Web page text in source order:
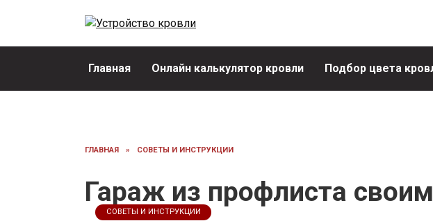
Главная Онлайн калькулятор кровли Подбор цвета
ГЛАВНАЯ » СОВЕТЫ И ИНСТРУКЦИИ
Гараж из профлиста
СОВЕТЫ И ИНСТРУКЦИИ